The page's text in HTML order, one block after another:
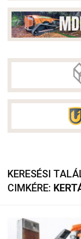
KERESÉSI
CIMKÉRE: